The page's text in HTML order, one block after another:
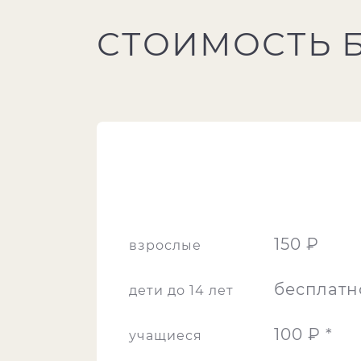
СТОИМОСТЬ
взрослые 150 ₽
дети до 14 лет
учащиеся 100 ₽ *